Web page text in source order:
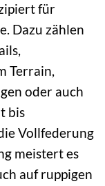
für
Dazu zählen
Terrain,
oder auch
bis
Vollfederung
meistert es
auf ruppigen